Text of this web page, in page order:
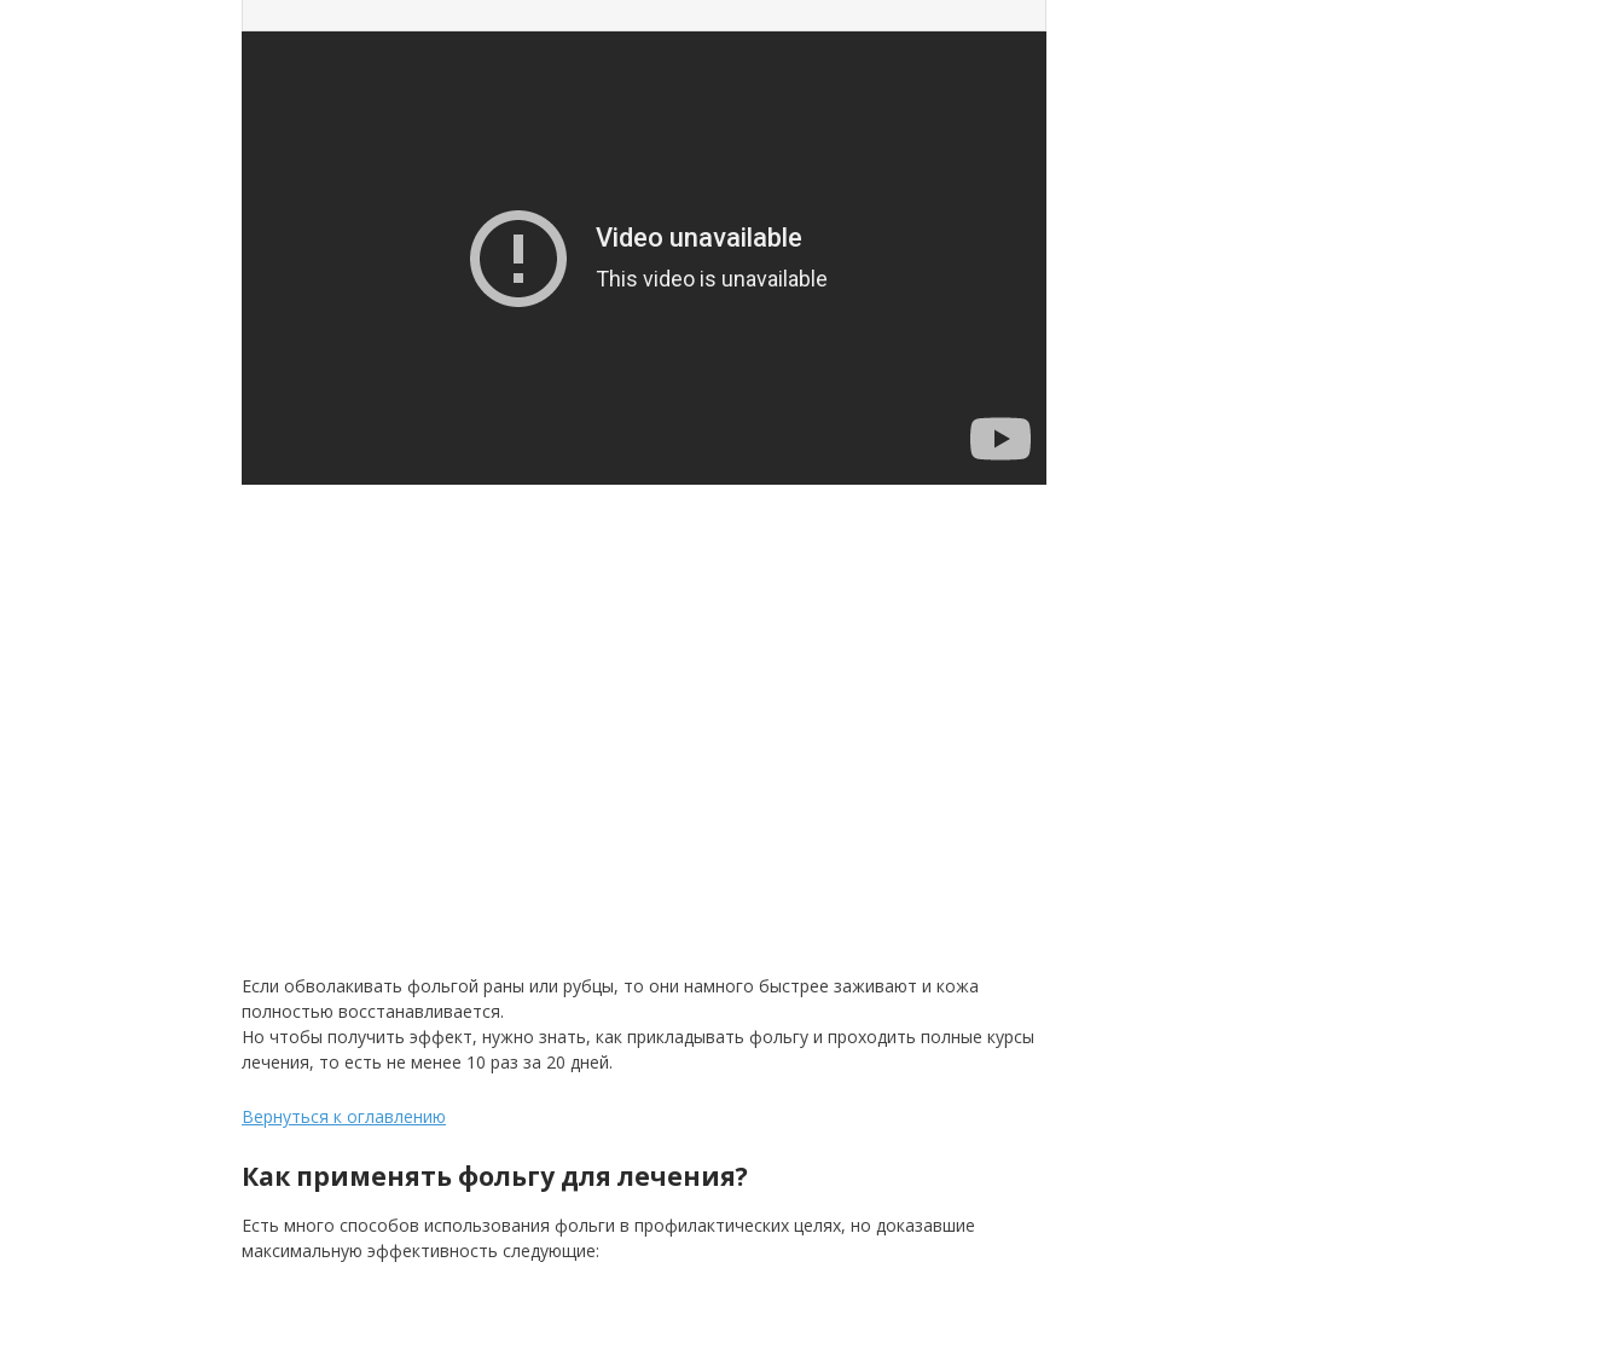
Если обволакивать фольгой раны или рубцы, то они намного быстрее заживают и кожа
полностью восстанавливается.
Но чтобы получить эффект, нужно знать, как прикладывать фольгу и проходить полные курсы
лечения, то есть не менее 10 раз за 20 дней.
Вернуться к оглавлению
Как применять фольгу для лечения?
Есть много способов использования фольги в профилактических целях, но доказавшие
максимальную эффективность следующие: